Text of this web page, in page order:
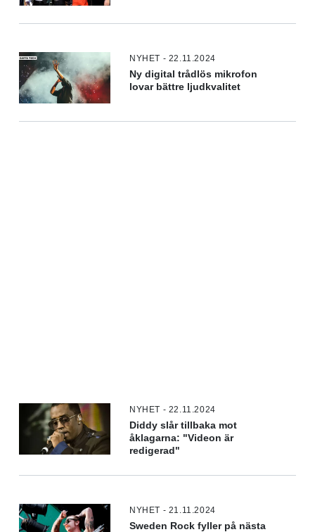
NYHET - 22.11.2024
Ny digital trådlös mikrofon
lovar bättre ljudkvalitet
NYHET - 22.11.2024
Diddy slår tillbaka mot
åklagarna: "Videon är
redigerad"
NYHET - 21.11.2024
Sweden Rock fyller på nästa